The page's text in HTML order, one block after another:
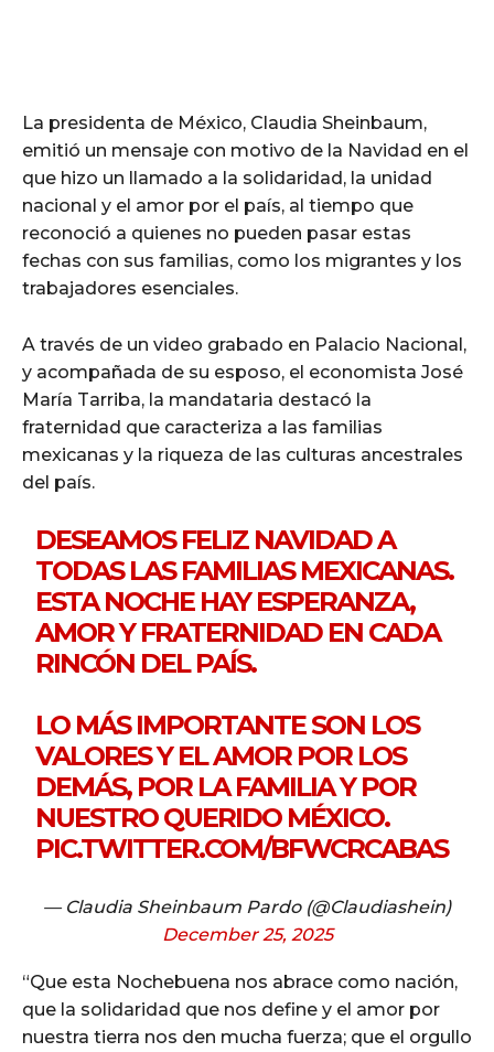
La presidenta de México, Claudia Sheinbaum,
emitió un mensaje con motivo de la Navidad en el
que hizo un llamado a la solidaridad, la unidad
nacional y el amor por el país, al tiempo que
reconoció a quienes no pueden pasar estas
fechas con sus familias, como los migrantes y los
trabajadores esenciales.
A través de un video grabado en Palacio Nacional,
y acompañada de su esposo, el economista José
María Tarriba, la mandataria destacó la
fraternidad que caracteriza a las familias
mexicanas y la riqueza de las culturas ancestrales
del país.
DESEAMOS FELIZ NAVIDAD A
TODAS LAS FAMILIAS MEXICANAS.
ESTA NOCHE HAY ESPERANZA,
AMOR Y FRATERNIDAD EN CADA
RINCÓN DEL PAÍS.
LO MÁS IMPORTANTE SON LOS
VALORES Y EL AMOR POR LOS
DEMÁS, POR LA FAMILIA Y POR
NUESTRO QUERIDO MÉXICO.
PIC.TWITTER.COM/BFWCRCABAS
— Claudia Sheinbaum Pardo (@Claudiashein)
December 25, 2025
“Que esta Nochebuena nos abrace como nación,
que la solidaridad que nos define y el amor por
nuestra tierra nos den mucha fuerza; que el orgullo